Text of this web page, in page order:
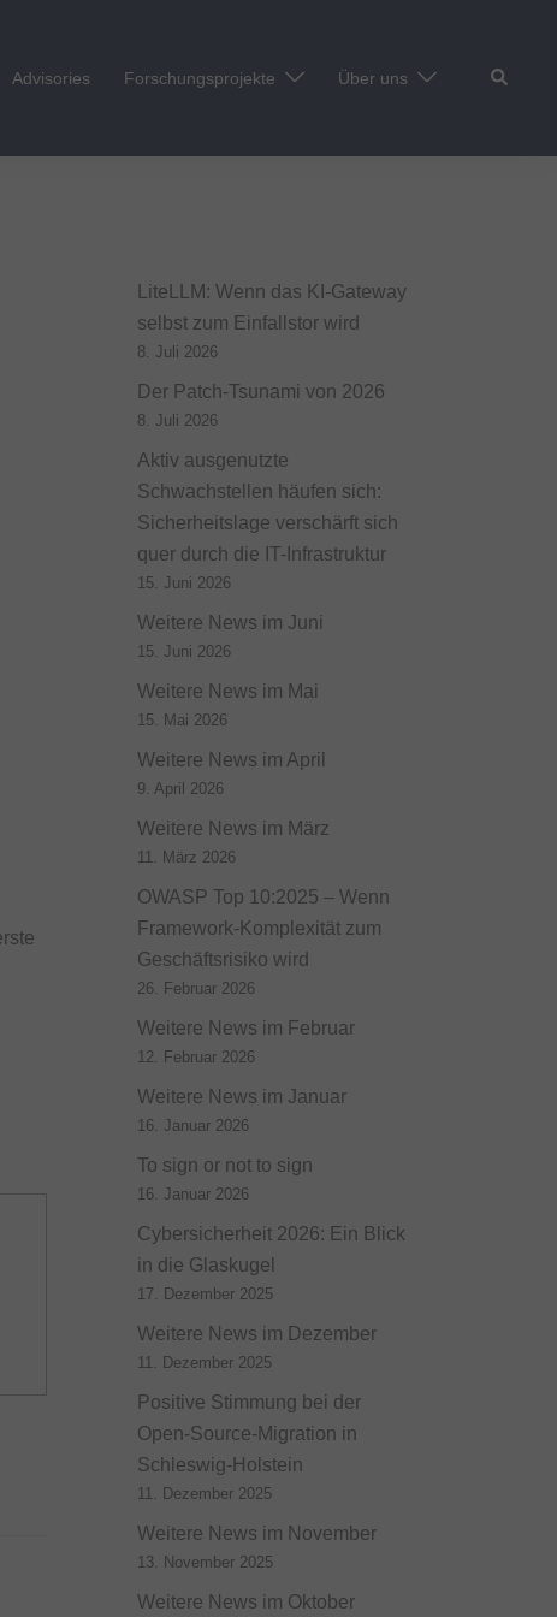
Advisories Forschungsprojekte Über uns Suche
LiteLLM: Wenn das KI-Gateway
selbst zum Einfallstor wird
8. Juli 2026
Der Patch-Tsunami von 2026
8. Juli 2026
Aktiv ausgenutzte
Schwachstellen häufen sich:
Sicherheitslage verschärft sich
quer durch die IT-Infrastruktur
15. Juni 2026
Weitere News im Juni
15. Juni 2026
Weitere News im Mai
15. Mai 2026
Weitere News im April
9. April 2026
Weitere News im März
11. März 2026
OWASP Top 10:2025 – Wenn
Framework-Komplexität zum
Geschäftsrisiko wird
26. Februar 2026
Weitere News im Februar
12. Februar 2026
Weitere News im Januar
16. Januar 2026
To sign or not to sign
16. Januar 2026
Cybersicherheit 2026: Ein Blick
in die Glaskugel
17. Dezember 2025
Weitere News im Dezember
11. Dezember 2025
Positive Stimmung bei der
Open-Source-Migration in
Schleswig-Holstein
11. Dezember 2025
Weitere News im November
13. November 2025
Weitere News im Oktober